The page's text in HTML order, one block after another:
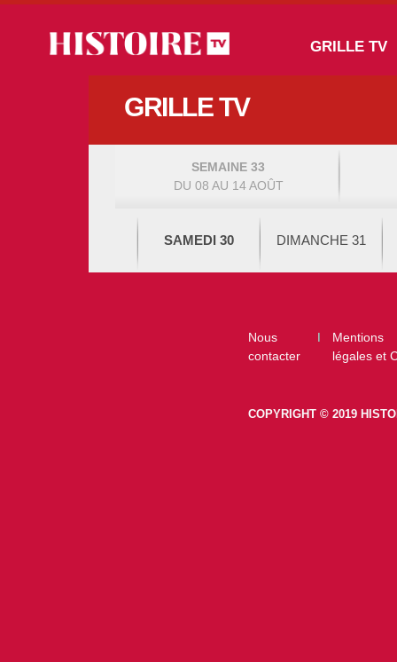
GRILLE TV
GRILLE TV
SEMAINE 33
DU 08 AU 14 AOÛT
SAMEDI 30 DIMANCHE 31
Footer
Nous
contacter
Mentions
légales et
COPYRIGHT © 2019